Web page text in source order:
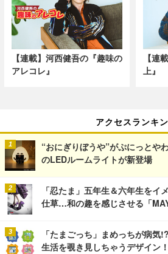
【連載】河西健吾の『趣味の
アレコレ』
【連
上』
アクセスランキ
“おにぎりぼうや”がぷにっと
のLEDルームライトが新登場
「忍たま」五年生＆六年生をイ
仕草…和の趣を感じさせる「
「たまごっち」まめっちが病
生活を覗き見しちゃうデザイン